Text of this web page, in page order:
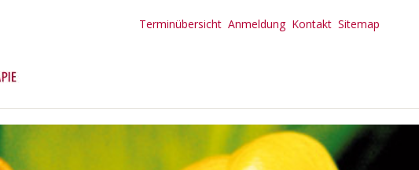
Terminübersicht Anmeldung Kontakt Sitemap